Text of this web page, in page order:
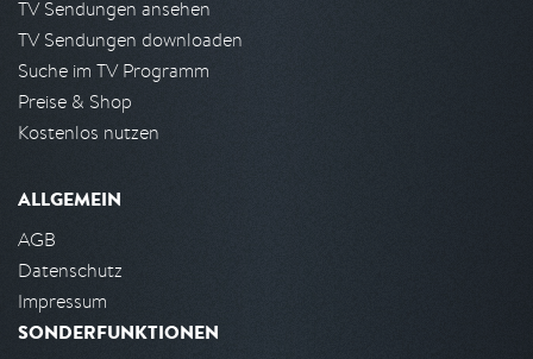
TV Sendungen ansehen
TV Sendungen downloaden
Suche im TV Programm
Preise & Shop
Kostenlos nutzen
ALLGEMEIN
AGB
Datenschutz
Impressum
SONDERFUNKTIONEN